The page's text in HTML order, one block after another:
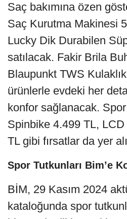
Saç bakımına özen
Saç Kurutma Makinesi
Lucky Dik Durabilen
satılacak. Fakir Brila
Blaupunkt TWS
ürünlerle evdeki her
konfor sağlanacak.
Spinbike 4.499 TL, LCD
TL gibi fırsatlar da yer
Spor Tutkunları Bim’e
BİM, 29 Kasım 2024
kataloğunda spor